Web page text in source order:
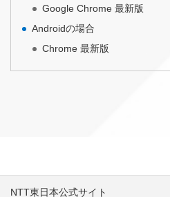
Google Chrome 最新版
Androidの場合
Chrome 最新版
NTT東日本公式サイト